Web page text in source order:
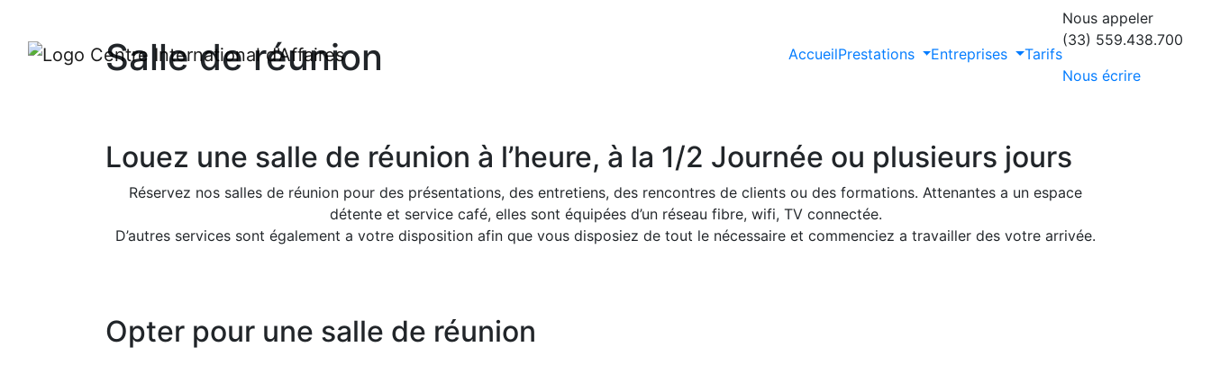
AccueilPrestations Entreprises Tarifs
Nous appeler
(33) 559.438.700
Nous écrire
Salle de réunion
Louez une salle de réunion à l’heure, à la 1/2 Journée ou plusieurs jours
Réservez nos salles de réunion pour des présentations, des entretiens, des rencontres de clients ou des formations. Attenantes a un espace
détente et service café, elles sont équipées d’un réseau fibre, wifi, TV connectée.
D’autres services sont également a votre disposition afin que vous disposiez de tout le nécessaire et commenciez a travailler des votre arrivée.
Opter pour une salle de réunion